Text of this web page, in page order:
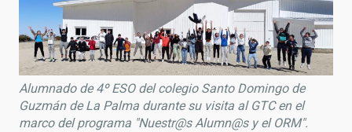
Alumnado de 4º ESO del colegio Santo Domingo de
Guzmán de La Palma durante su visita al GTC en el
marco del programa "Nuestr@s Alumn@s y el ORM".